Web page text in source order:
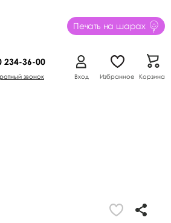
Печать на шарах
234-36-00
звонок Вход Избранное Корзина